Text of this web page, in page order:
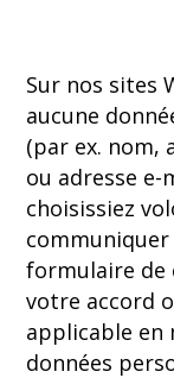
Sur nos sites
aucune
(par ex. nom,
ou adresse e-
choisissiez
formulaire de
votre accord
applicable en
données